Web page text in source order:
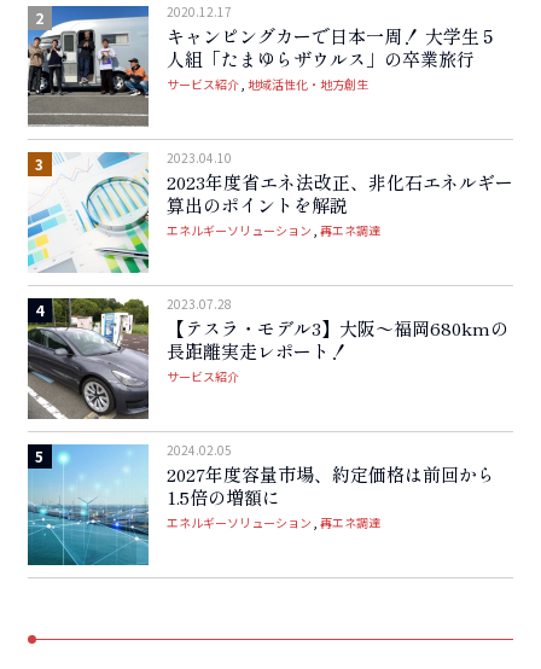
2020.12.17
キャンピングカーで日本一周！ 大学生５
人組「たまゆらザウルス」の卒業旅行
サービス紹介 地域活性化・地方創生
2023.04.10
2023年度省エネ法改正、非化石エネルギー
算出のポイントを解説
エネルギーソリューション 再エネ調達
2023.07.28
【テスラ・モデル3】大阪〜福岡680kmの
長距離実走レポート！
サービス紹介
2024.02.05
2027年度容量市場、約定価格は前回から
1.5倍の増額に
エネルギーソリューション 再エネ調達